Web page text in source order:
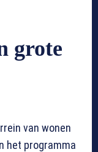
grote
van wonen
het programma